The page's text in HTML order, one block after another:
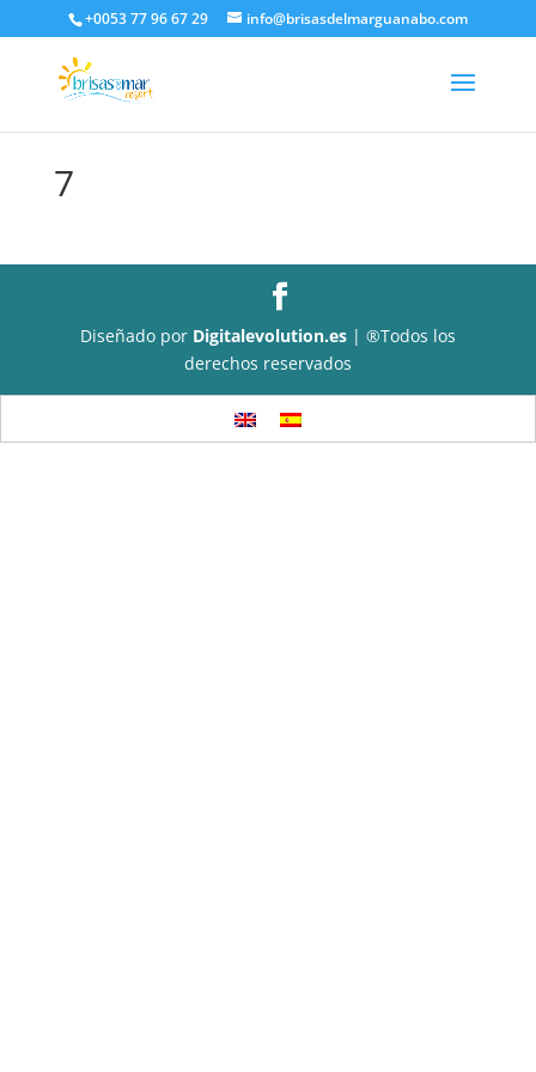
+0053 77 96 67 29 info@brisasdelmarguanabo.com
7
Diseñado por Digitalevolution.es| ®Todos los
derechos reservados